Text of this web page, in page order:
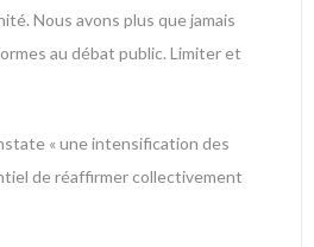
Nous avons plus que jamais
au débat public. Limiter et
« une intensification des
de réaffirmer collectivement